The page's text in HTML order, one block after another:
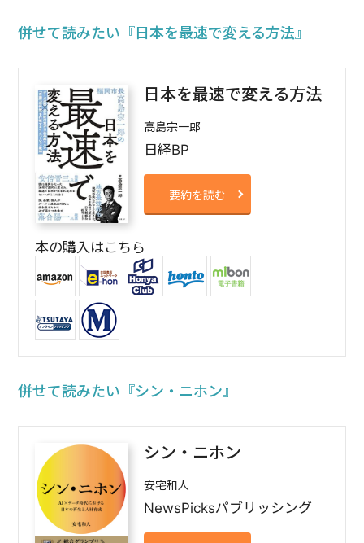
併せて読みたい 『日本を最速で変える方法』
日本を最速で変える方法
高島宗一郎
日経BP
要約を読む
本の購入はこちら
併せて読みたい 『シン・ニホン』
シン・ニホン
安宅和人
NewsPicksパブリッシング